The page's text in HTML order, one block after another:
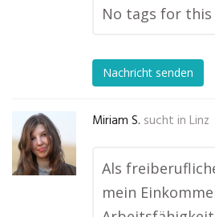
No tags for
Nachricht senden
Miriam S. sucht in Linz
Als
mein